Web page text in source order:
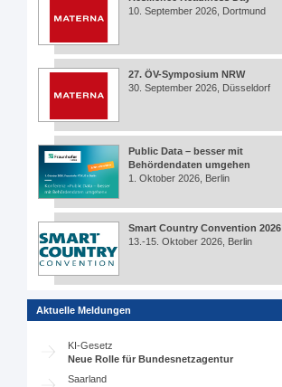
10. September 2026, Dortmund
27. ÖV-Symposium NRW
30. September 2026, Düsseldorf
Public Data – besser mit
Behördendaten umgehen
1. Oktober 2026, Berlin
Smart Country Convention 2026
13.-15. Oktober 2026, Berlin
Aktuelle Meldungen
KI-Gesetz
Neue Rolle für Bundesnetzagentur
Saarland